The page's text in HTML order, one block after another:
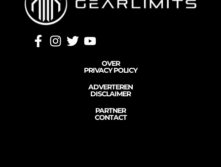
OVER
PRIVACY POLICY
ADVERTEREN
DISCLAIMER
PARTNER
CONTACT